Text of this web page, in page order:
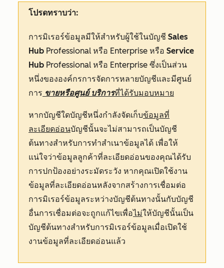
โปรดทราบว่า:
การมิเรอร์ข้อมูลมีให้สำหรับผู้ใช้ในบัญชี Sales
Hub Professional หรือ Enterprise หรือ Service
Hub Professional หรือ Enterprise ซึ่งเป็นส่วน
หนึ่งขององค์กรการจัดการหลายบัญชีและมีศูนย์
การ ขายหรือศูนย์ บริการที่ได้รับมอบหมาย
หากบัญชีใดบัญชีหนึ่งกำลังจัดเก็บข้อมูลที่
ละเอียดอ่อนบัญชีนั้นจะไม่สามารถเป็นบัญชี
ต้นทางสำหรับการทำสำเนาข้อมูลได้ เพื่อให้
แน่ใจว่าข้อมูลลูกค้าที่ละเอียดอ่อนของคุณได้รับ
การปกป้องอย่างระมัดระวัง หากคุณเปิดใช้งาน
ข้อมูลที่ละเอียดอ่อนหลังจากสร้างการเชื่อมต่อ
การมิเรอร์ข้อมูลระหว่างบัญชีต้นทางนั้นกับบัญชี
อื่นการเชื่อมต่อจะถูกแก้ไขเพื่อไม่ให้บัญชีนั้นเป็น
บัญชีต้นทางสำหรับการมิเรอร์ข้อมูลเมื่อเปิดใช้
งานข้อมูลที่ละเอียดอ่อนแล้ว